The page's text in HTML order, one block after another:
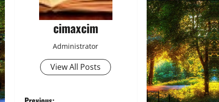
cimaxcim
Administrator
View All Posts